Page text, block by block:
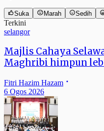
Suka Marah Sedih
Terkini
selangor
Majlis Cahaya
Maghribi himpun
Fitri Hazim Hazam
6 Ogos 2026